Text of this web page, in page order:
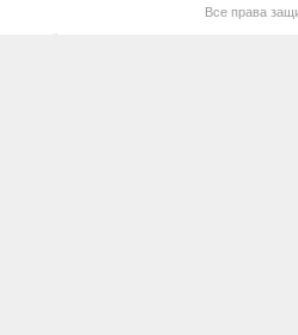
Все права